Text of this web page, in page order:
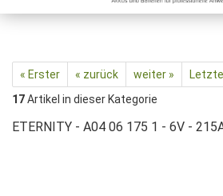
« Erster « zurück weiter »
17Artikel in dieser Kategorie
ETERNITY - A04 06 175 1 - 6V -